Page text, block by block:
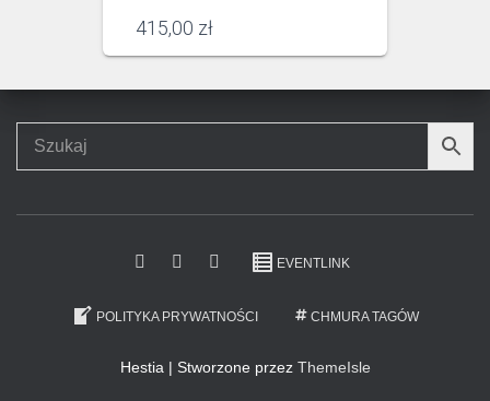
415,00 zł
EVENTLINK
POLITYKA PRYWATNOŚCI CHMURA TAGÓW
Hestia | Stworzone przez ThemeIsle